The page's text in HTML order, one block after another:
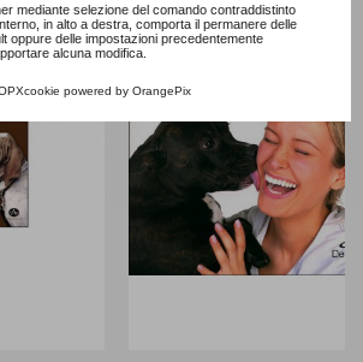
mediante selezione del comando contraddistinto
in alto a destra, comporta il permanere delle
oppure delle impostazioni precedentemente
alcuna modifica.
powered by OrangePix